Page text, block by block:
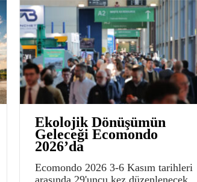
Ekolojik Dönüşümün
Geleceği Ecomondo
2026’da
Ecomondo 2026 3-6 Kasım tarihleri
arasında 29'uncu kez düzenlenecek